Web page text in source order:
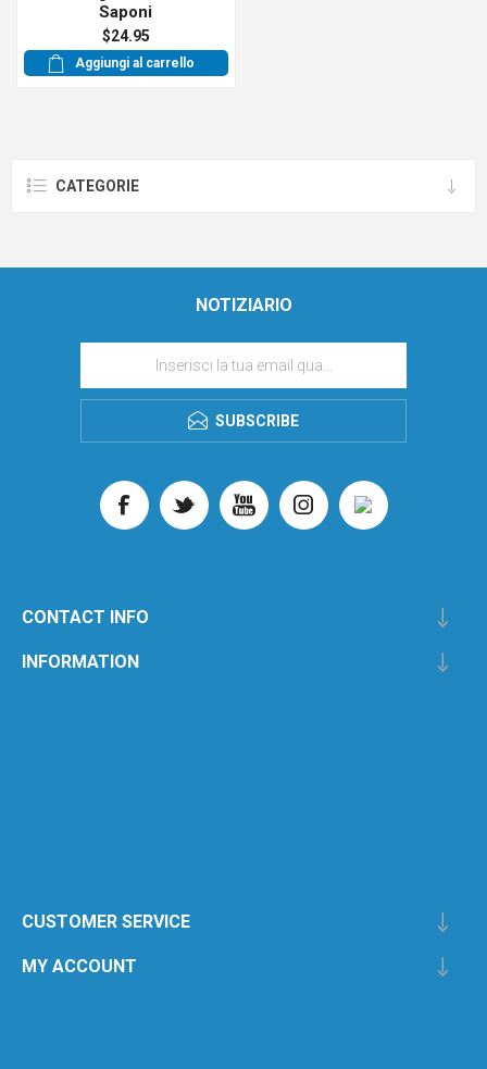
Saponi
$24.95
Aggiungi al carrello
CATEGORIE
NOTIZIARIO
SUBSCRIBE
CONTACT INFO
INFORMATION
CUSTOMER SERVICE
MY ACCOUNT